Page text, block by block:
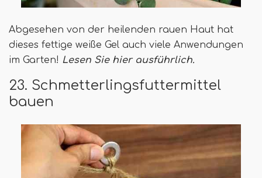
Abgesehen von der heilenden rauen Haut hat
dieses fettige weiße Gel auch viele Anwendungen
im Garten! Lesen Sie hier ausführlich.
23. Schmetterlingsfuttermittel
bauen